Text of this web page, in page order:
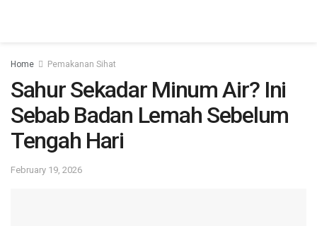
Home Pemakanan Sihat
Sahur Sekadar Minum Air? Ini
Sebab Badan Lemah Sebelum
Tengah Hari
February 19, 2026